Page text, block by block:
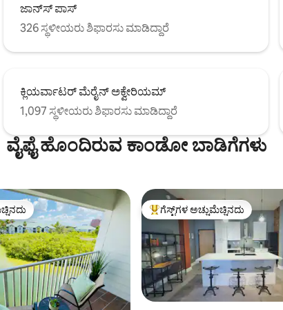
ಜಾನ್‌ಸ್ ಪಾಸ್
326 ಸ್ಥಳೀಯರು ಶಿಫಾರಸು ಮಾಡಿದ್ದಾರೆ
ಕ್ಲಿಯರ್ವಾಟರ್ ಮೆರೈನ್ ಅಕ್ವೇರಿಯಮ್
1,097 ಸ್ಥಳೀಯರು ಶಿಫಾರಸು ಮಾಡಿದ್ದಾರೆ
ವೈಫೈ ಹೊಂದಿರುವ ಕಾಂಡೋ ಬಾಡಿಗೆಗಳು
ಗೆಸ್ಟ್‌ಗಳಿಗೆ ಅತಿ ಹೆಚ್ಚು ಅಚ್ಚುಮೆಚ್ಚಿನದು
ಗೆಸ್ಟ್‌ಗಳ ಅಚ್ಚುಮೆಚ್ಚಿನದು